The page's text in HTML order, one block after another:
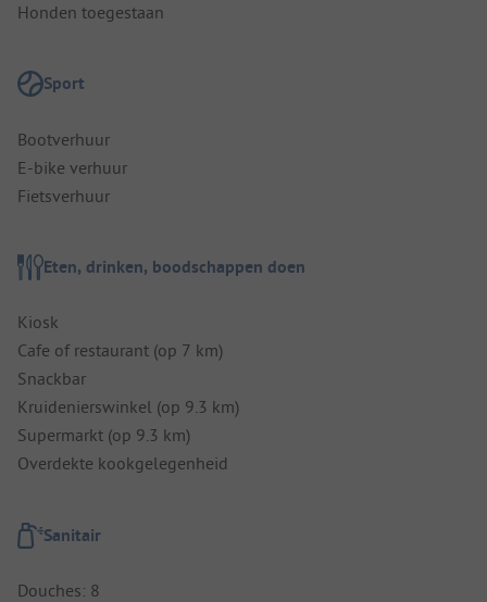
Honden toegestaan
Sport
Bootverhuur
E-bike verhuur
Fietsverhuur
Eten, drinken, boodschappen doen
Kiosk
Cafe of restaurant (op 7 km)
Snackbar
Kruidenierswinkel (op 9.3 km)
Supermarkt (op 9.3 km)
Overdekte kookgelegenheid
Sanitair
Douches: 8